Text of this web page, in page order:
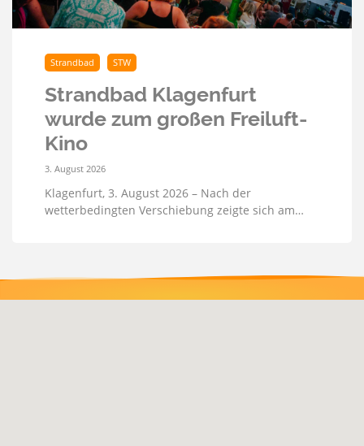
Strandbad STW
Strandbad Klagenfurt
wurde zum großen Freiluft-
Kino
3. August 2026
Klagenfurt, 3. August 2026 – Nach der
wetterbedingten Verschiebung zeigte sich am…